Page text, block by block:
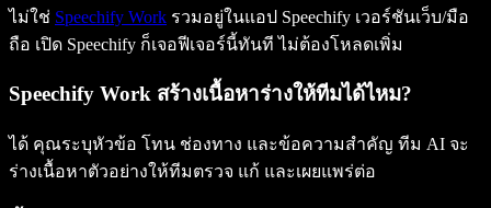
ไม่ใช่ Speechify Work รวมอยู่ในแอป Speechify เวอร์ชันเว็บ/มือ
ถือ เปิด Speechify ก็เจอฟีเจอร์นี้ทันที ไม่ต้องโหลดเพิ่ม
Speechify Work สร้างเนื้อหาร่างให้ทีมได้ไหม?
ได้ คุณระบุหัวข้อ โทน ช่องทาง และข้อความสำคัญ ทีม AI จะ
ร่างเนื้อหาตัวอย่างให้ทีมตรวจ แก้ และเผยแพร่ต่อ